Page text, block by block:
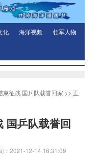
化 海洋视频 领军人物
束征战 国乒队载誉回家 >> 正
国乒队载誉回
2021-12-14 16:31:09